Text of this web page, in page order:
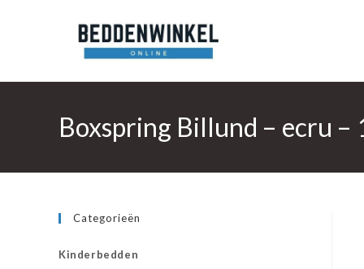
Boxspring Billund – ecru –
Categorieën
Kinderbedden